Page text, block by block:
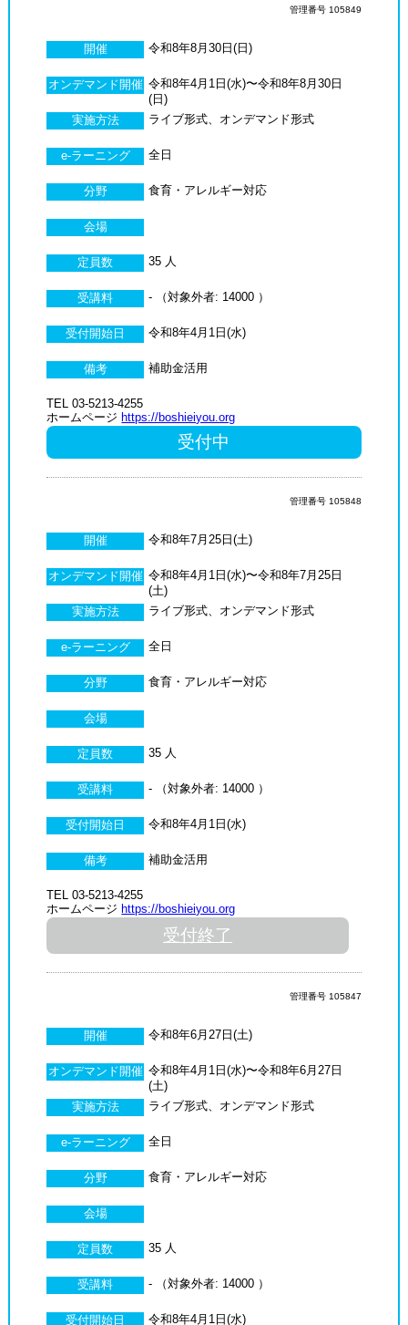
開催 令和8年8月30日(日)
オンデマンド開催 令和8年4月1日(水)〜令和8年8月30日
(日)
実施方法
ライブ形式、オンデマンド形式
e-ラーニング 全日
分野 食育・アレルギー対応
会場
定員数 35 人
受講料 - （対象外者: 14000 ）
受付開始日 令和8年4月1日(水)
備考 補助金活用
TEL 03-5213-4255
ホームページ https://boshieiyou.org
受付中
管理番号 105849
開催 令和8年7月25日(土)
オンデマンド開催 令和8年4月1日(水)〜令和8年7月25日
(土)
実施方法
ライブ形式、オンデマンド形式
e-ラーニング 全日
分野 食育・アレルギー対応
会場
定員数 35 人
受講料 - （対象外者: 14000 ）
受付開始日 令和8年4月1日(水)
備考 補助金活用
TEL 03-5213-4255
ホームページ https://boshieiyou.org
受付終了
管理番号 105848
開催 令和8年6月27日(土)
オンデマンド開催 令和8年4月1日(水)〜令和8年6月27日
(土)
実施方法
ライブ形式、オンデマンド形式
e-ラーニング 全日
分野 食育・アレルギー対応
会場
定員数 35 人
受講料 - （対象外者: 14000 ）
受付開始日 令和8年4月1日(水)
管理番号 105847